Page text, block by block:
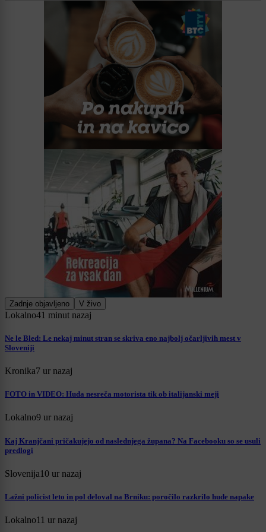
Zadnje objavljeno V živo
Lokalno41 minut nazaj
Ne le Bled: Le nekaj minut stran se skriva eno najbolj očarljivih mest v
Sloveniji
Kronika7 ur nazaj
FOTO in VIDEO: Huda nesreča motorista tik ob italijanski meji
Lokalno9 ur nazaj
Kaj Kranjčani pričakujejo od naslednjega župana? Na Facebooku so se usuli
predlogi
Slovenija10 ur nazaj
Lažni policist leto in pol deloval na Brniku: poročilo razkrilo hude napake
Lokalno11 ur nazaj